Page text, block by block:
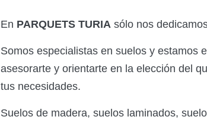
En PARQUETS TURIA sólo nos
Somos especialistas en suelos y estamos
asesorarte y orientarte en la elección del
tus necesidades.
Suelos de madera, suelos laminados,